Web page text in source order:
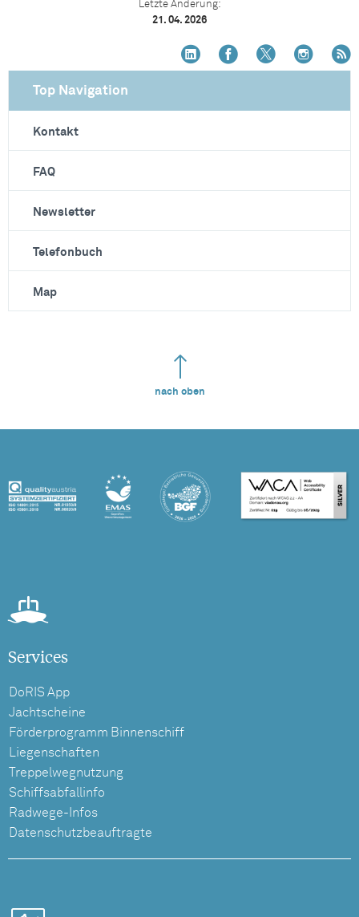
Letzte Änderung:
21. 04. 2026
Top Navigation
Kontakt
FAQ
Newsletter
Telefonbuch
Map
nach oben
Services
DoRIS App
Jachtscheine
Förderprogramm Binnenschiff
Liegenschaften
Treppelwegnutzung
Schiffsabfallinfo
Radwege-Infos
Datenschutzbeauftragte